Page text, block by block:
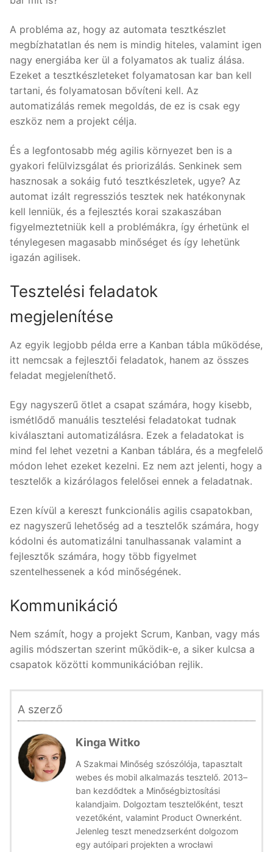
A probléma az, hogy az automata tesztkészlet
megbízhatatlan és nem is mindig hiteles, valamint igen
nagy energiába ker ül a folyamatos ak tualiz álása.
Ezeket a tesztkészleteket folyamatosan kar ban kell
tartani, és folyamatosan bővíteni kell. Az
automatizálás remek megoldás, de ez is csak egy
eszköz nem a projekt célja.
És a legfontosabb még agilis környezet ben is a
gyakori felülvizsgálat és priorizálás. Senkinek sem
hasznosak a sokáig futó tesztkészletek, ugye? Az
automat izált regressziós tesztek nek hatékonynak
kell lenniük, és a fejlesztés korai szakaszában
figyelmeztetniük kell a problémákra, így érhetünk el
ténylegesen magasabb minőséget és így lehetünk
igazán agilisek.
Tesztelési feladatok
megjelenítése
Az egyik legjobb példa erre a Kanban tábla működése,
itt nemcsak a fejlesztői feladatok, hanem az összes
feladat megjeleníthető.
Egy nagyszerű ötlet a csapat számára, hogy kisebb,
ismétlődő manuális tesztelési feladatokat tudnak
kiválasztani automatizálásra. Ezek a feladatokat is
mind fel lehet vezetni a Kanban táblára, és a megfelelő
módon lehet ezeket kezelni. Ez nem azt jelenti, hogy a
tesztelők a kizárólagos felelősei ennek a feladatnak.
Ezen kívül a kereszt funkcionális agilis csapatokban,
ez nagyszerű lehetőség ad a tesztelők számára, hogy
kódolni és automatizálni tanulhassanak valamint a
fejlesztők számára, hogy több figyelmet
szentelhessenek a kód minőségének.
Kommunikáció
Nem számít, hogy a projekt Scrum, Kanban, vagy más
agilis módszertan szerint működik-e, a siker kulcsa a
csapatok közötti kommunikációban rejlik.
A szerző
Kinga Witko
A Szakmai Minőség szószólója, tapasztalt
webes és mobil alkalmazás tesztelő. 2013–
ban kezdődtek a Minőségbiztosítási
kalandjaim. Dolgoztam tesztelőként, teszt
vezetőként, valamint Product Ownerként.
Jelenleg teszt menedzserként dolgozom
egy autóipari projekten a wrocławi